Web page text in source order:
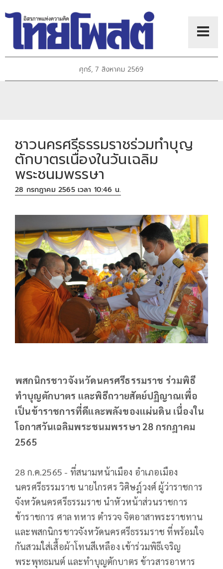
ศุกร์, 7 สิงหาคม 2569
ชาวนครศรีธรรมราชร่วมทำบุญ
ตักบาตรเนื่องในวันเฉลิม
พระชนมพรรษา
28 กรกฎาคม 2565 เวลา 10:46 น.
พสกนิกรชาวจังหวัดนครศรีธรรมราช ร่วมพิธี
ทำบุญตักบาตร และพิธีถวายสัตย์ปฏิญาณเพื่อ
เป็นข้าราชการที่ดีและพลังของแผ่นดิน เนื่องใน
โอกาสวันเฉลิมพระชนมพรรษา 28 กรกฎาคม
2565
28 ก.ค.2565 - ที่สนามหน้าเมือง อำเภอเมือง
นครศรีธรรมราช นายไกรศร วิศิษฎ์วงศ์ ผู้ว่าราชการ
จังหวัดนครศรีธรรมราช นำหัวหน้าส่วนราชการ
ข้าราชการ ศาล ทหาร ตำรวจ จิตอาสาพระราชทาน
และพสกนิกรชาวจังหวัดนครศรีธรรมราช ที่พร้อมใจ
กันสวมใส่เสื้อผ้าโทนสีเหลือง เข้าร่วมพิธีเจริญ
พระพุทธมนต์ และทำบุญตักบาตร ข้าวสารอาหาร